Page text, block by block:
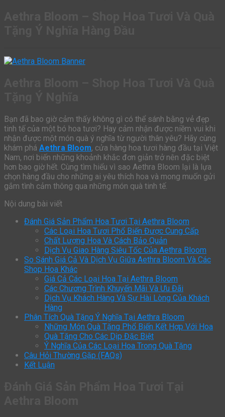
Bạn đã bao giờ cảm thấy không gì có thể sánh bằng vẻ đẹp
tinh tế của một bó hoa tươi? Hay cảm nhận được niềm vui khi
nhận được một món quà ý nghĩa từ người thân yêu? Hãy cùng
khám phá Aethra Bloom, cửa hàng hoa tươi hàng đầu tại Việt
Nam, nơi biến những khoảnh khắc đơn giản trở nên đặc biệt
hơn bao giờ hết. Cùng tìm hiểu vì sao Aethra Bloom lại là lựa
chọn hàng đầu cho những ai yêu thích hoa và mong muốn gửi
gắm tình cảm thông qua những món quà tinh tế.
Nội dung bài viết
Đánh Giá Sản Phẩm Hoa Tươi Tại Aethra Bloom
Các Loại Hoa Tươi Phổ Biến Được Cung Cấp
Chất Lượng Hoa Và Cách Bảo Quản
Dịch Vụ Giao Hàng Siêu Tốc Của Aethra Bloom
So Sánh Giá Cả Và Dịch Vụ Giữa Aethra Bloom Và Các
Shop Hoa Khác
Giá Cả Các Loại Hoa Tại Aethra Bloom
Các Chương Trình Khuyến Mãi Và Ưu Đãi
Dịch Vụ Khách Hàng Và Sự Hài Lòng Của Khách
Hàng
Phân Tích Quà Tặng Ý Nghĩa Tại Aethra Bloom
Những Món Quà Tặng Phổ Biến Kết Hợp Với Hoa
Quà Tặng Cho Các Dịp Đặc Biệt
Ý Nghĩa Của Các Loại Hoa Trong Quà Tặng
Câu Hỏi Thường Gặp (FAQs)
Kết Luận